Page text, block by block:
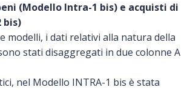
(Modello Intra-1 bis) e acquisti di
bis)
modelli, i dati relativi alla natura della
stati disaggregati in due colonne A
nel Modello INTRA-1 bis è stata